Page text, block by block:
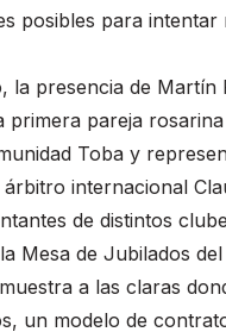
posibles para
la presencia de
primera pareja
Toba y
internacional
de distintos
Mesa de Jubilados
a las claras
un modelo de